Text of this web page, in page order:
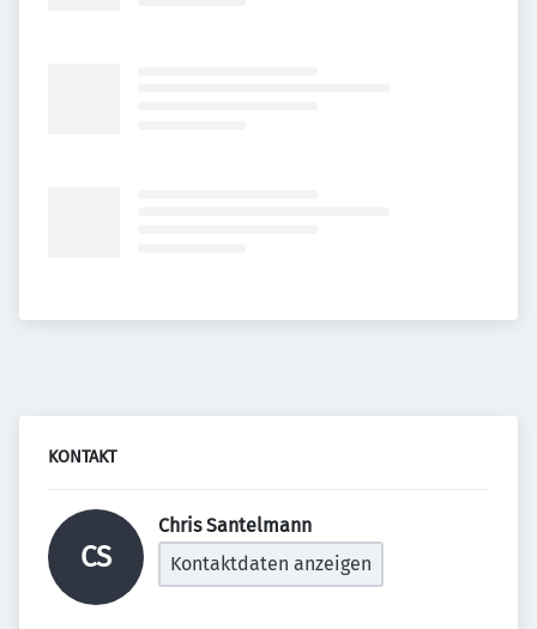
KONTAKT
CS
Chris Santelmann
Kontaktdaten anzeigen